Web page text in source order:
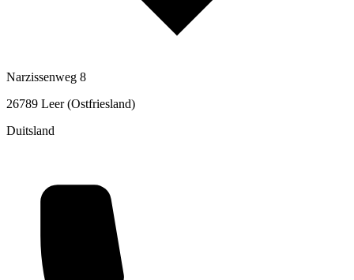
Narzissenweg 8
26789 Leer (Ostfriesland)
Duitsland